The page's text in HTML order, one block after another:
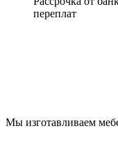
переплат
Мы изготавливаем